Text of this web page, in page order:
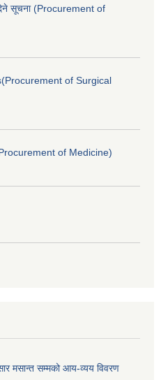
सूचना (Procurement of
of Surgical
of Medicine)
मसान्त सम्मको आय-व्यय विवरण